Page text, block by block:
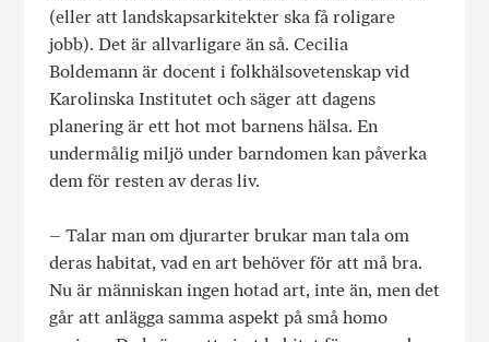
(eller att landskapsarkitekter ska få roligare
jobb). Det är allvarligare än så. Cecilia
Boldemann är docent i folkhälsovetenskap vid
Karolinska Institutet och säger att dagens
planering är ett hot mot barnens hälsa. En
undermålig miljö under barndomen kan påverka
dem för resten av deras liv.
– Talar man om djurarter brukar man tala om
deras habitat, vad en art behöver för att må bra.
Nu är människan ingen hotad art, inte än, men det
går att anlägga samma aspekt på små homo